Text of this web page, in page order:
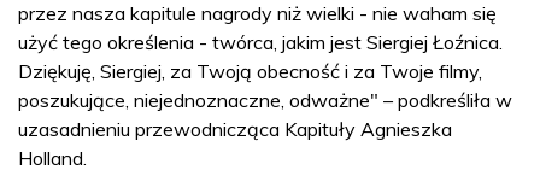
przez nasza kapitule nagrody niż wielki - nie waham się
użyć tego określenia - twórca, jakim jest Siergiej Łoźnica.
Dziękuję, Siergiej, za Twoją obecność i za Twoje filmy,
poszukujące, niejednoznaczne, odważne" – podkreśliła w
uzasadnieniu przewodnicząca Kapituły Agnieszka
Holland.